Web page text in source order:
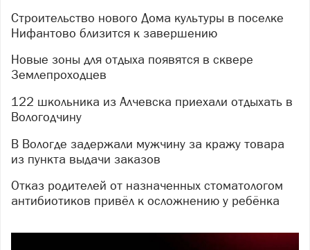
Строительство нового Дома культуры в поселке
Нифантово близится к завершению
Новые зоны для отдыха появятся в сквере
Землепроходцев
122 школьника из Алчевска приехали отдыхать в
Вологодчину
В Вологде задержали мужчину за кражу товара
из пункта выдачи заказов
Отказ родителей от назначенных стоматологом
антибиотиков привёл к осложнению у ребёнка